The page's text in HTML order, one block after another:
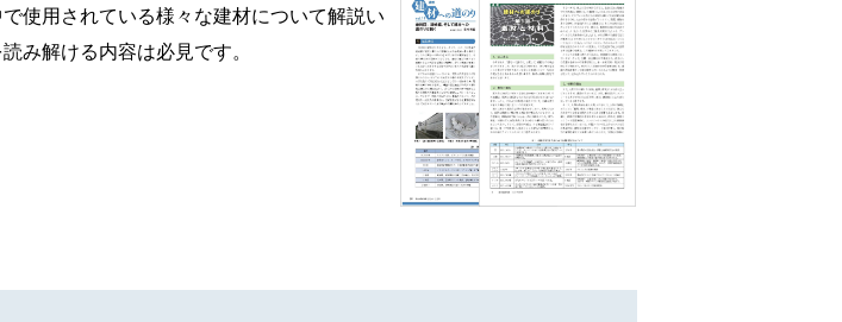
使用されている様々な建材について解説い
み解ける内容は必見です。